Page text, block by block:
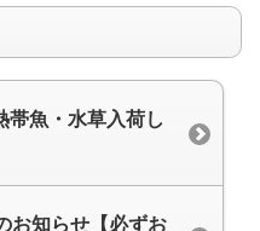
帯魚・水草入荷し
お知らせ【必ずお